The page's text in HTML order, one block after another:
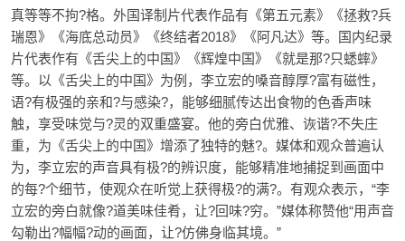
真等等不拘?格。外国译制片代表作品有《第五元素》《拯救?兵
瑞恩》《海底总动员》《终结者2018》《阿凡达》等。国内纪录
片代表作有《舌尖上的中国》《辉煌中国》《就是那?只蟋蟀》
等。以《舌尖上的中国》为例，李立宏的嗓音醇厚?富有磁性，
语?有极强的亲和?与感染?，能够细腻传达出食物的色香声味
触，享受味觉与?灵的双重盛宴。他的旁白优雅、诙谐?不失庄
重，为《舌尖上的中国》增添了独特的魅?。媒体和观众普遍认
为，李立宏的声音具有极?的辨识度，能够精准地捕捉到画面中
的每?个细节，使观众在听觉上获得极?的满?。有观众表示，“李
立宏的旁白就像?道美味佳肴，让?回味?穷。”媒体称赞他“用声音
勾勒出?幅幅?动的画面，让?仿佛身临其境。”